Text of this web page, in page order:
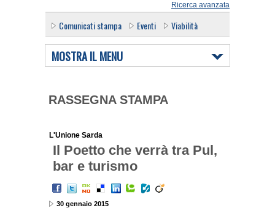
Ricerca avanzata
Comunicati stampa Eventi Viabilità
MOSTRA IL MENU
RASSEGNA STAMPA
L'Unione Sarda
Il Poetto che verrà tra Pul,
bar e turismo
30 gennaio 2015